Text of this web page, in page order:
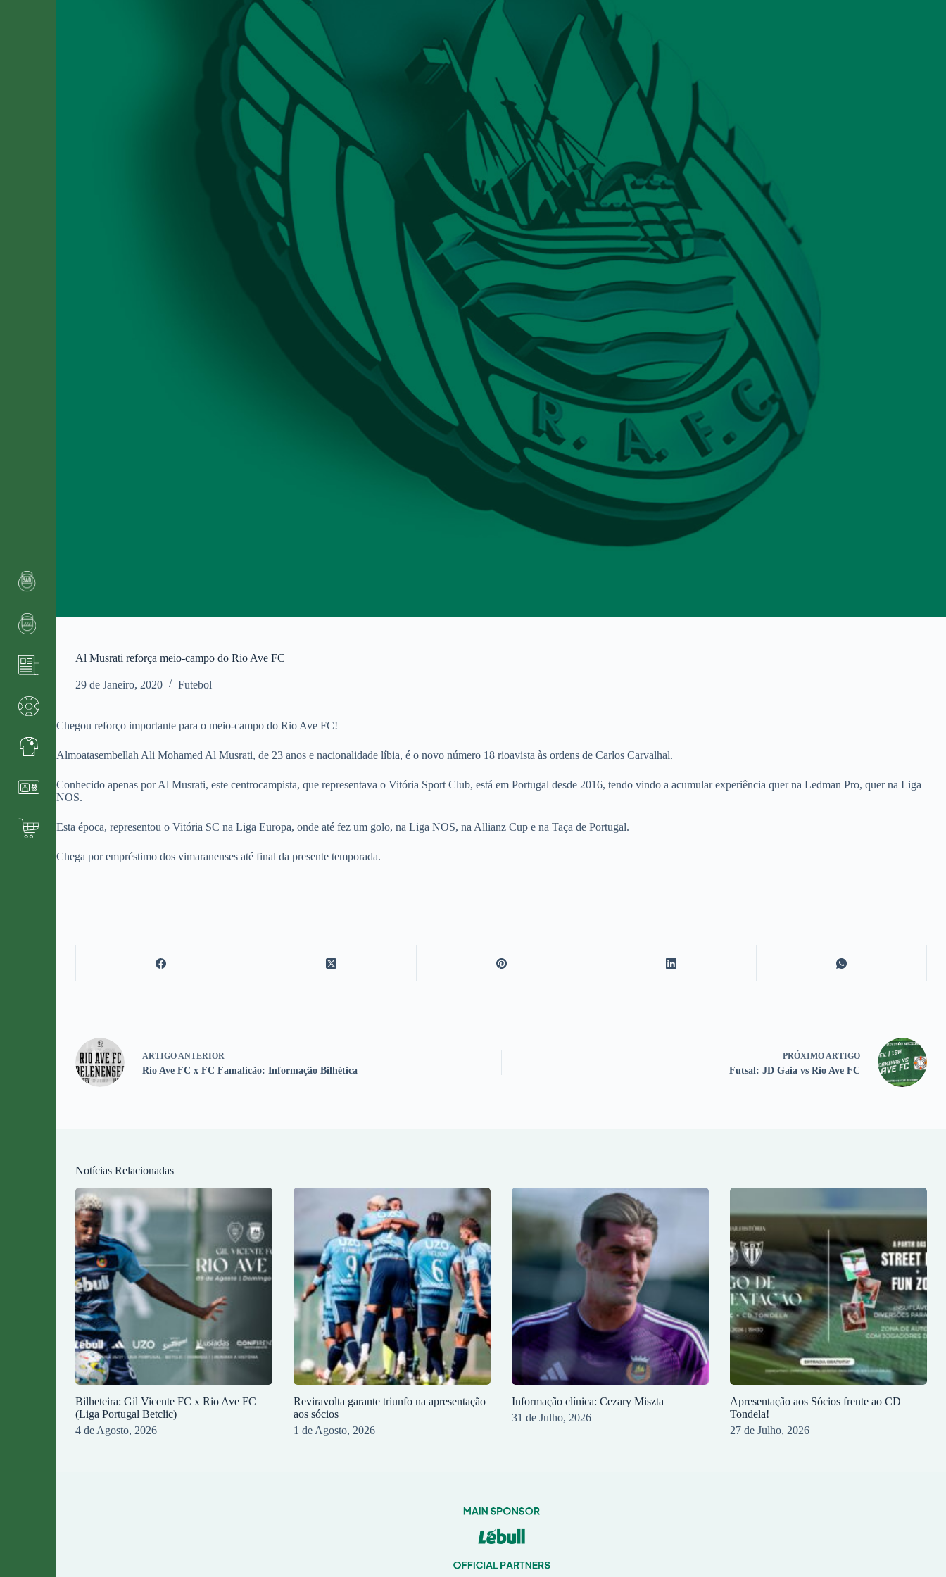
Al Musrati reforça meio-campo do Rio Ave FC
29 de Janeiro, 2020 Futebol
Chegou reforço importante para o meio-campo do Rio Ave FC!
Almoatasembellah Ali Mohamed Al Musrati, de 23 anos e nacionalidade líbia, é o novo número 18 rioavista às ordens de Carlos Carvalhal.
Conhecido apenas por Al Musrati, este centrocampista, que representava o Vitória Sport Club, está em Portugal desde 2016, tendo vindo a acumular experiência quer na Ledman Pro, quer na Liga
NOS.
Esta época, representou o Vitória SC na Liga Europa, onde até fez um golo, na Liga NOS, na Allianz Cup e na Taça de Portugal.
Chega por empréstimo dos vimaranenses até final da presente temporada.
ARTIGO ANTERIOR
Rio Ave FC x FC Famalicão: Informação Bilhética
PRÓXIMO ARTIGO
Futsal: JD Gaia vs Rio Ave FC
Notícias Relacionadas
Bilheteira: Gil Vicente FC x Rio Ave FC
(Liga Portugal Betclic)
4 de Agosto, 2026
Reviravolta garante triunfo na apresentação
aos sócios
1 de Agosto, 2026
Informação clínica: Cezary Miszta
31 de Julho, 2026
Apresentação aos Sócios frente ao CD
Tondela!
27 de Julho, 2026